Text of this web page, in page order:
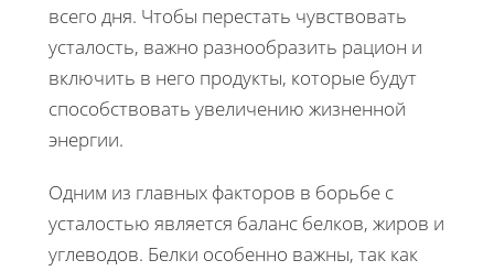
всего дня. Чтобы перестать чувствовать
усталость, важно разнообразить рацион и
включить в него продукты, которые будут
способствовать увеличению жизненной
энергии.
Одним из главных факторов в борьбе с
усталостью является баланс белков, жиров и
углеводов. Белки особенно важны, так как